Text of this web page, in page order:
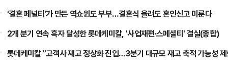
'결혼 페널티'가 만든 역쇼윈도 부부…결혼식 올려도 혼인신고 미룬다
2개 분기 연속 흑자 달성한 롯데케미칼, '사업재편·스페셜티' 결실(종합)
롯데케미칼 "고객사 재고 정상화 진입…3분기 대규모 재고 축적 가능성